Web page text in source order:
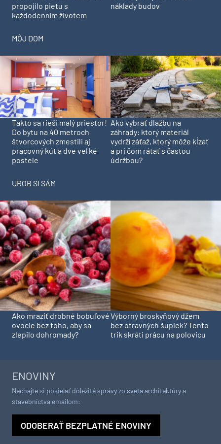
propojilo pietu s
každodenním životem
náklady budov
MÔJ DOM
Takto sa rieši malý priestor!
Do bytu na 40 metroch
štvorcových zmestili aj
pracovný kút a dve veľké
postele
Ako vybrať dlažbu na
záhrady: ktorý materiál
vydrží záťaž, ktorý môže kĺzať
a pri čom rátať s častou
údržbou?
UROB SI SÁM
Ako mraziť drobné bobuľové
ovocie bez toho, aby sa
zlepilo dohromady?
Výborný broskyňový džem
bez otravných šupiek? Tento
trik skráti prácu na polovicu
ENOVINY
Nechajte si posielať dôležité správy zo sveta architektúry a
stavebníctva emailom:
ODOBERAŤ BEZPLATNÉ ENOVINY